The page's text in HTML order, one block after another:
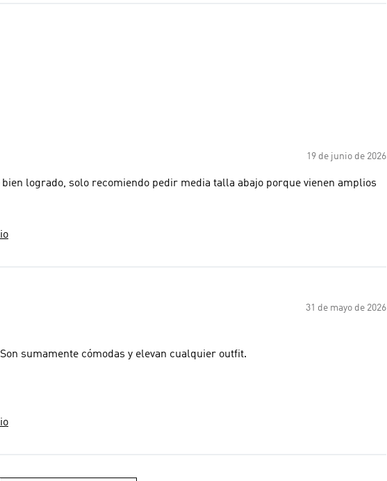
19 de junio de 2026
logrado, solo recomiendo pedir media talla abajo porque vienen amplios
31 de mayo de 2026
sumamente cómodas y elevan cualquier outfit.